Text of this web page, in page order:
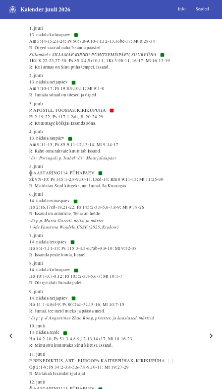
Kalender juuli 2026 Info Seaded
1. juuli
13. nädala kolmapäev
Am 5:14-15,21-24; Ps 50:7,8-9,10-11,12-13,16bc-17; Mt 8:28-34
R: Õiged saavad näha Issanda päästet.
Sillamäel v SILLAMÄE KIRIKU PÜHITSEMISPÄEV, SUURPÜHA
1Kn 8:22-23,27-30; Ps 85:3,4,5+10,11; 1Kr 3:9b-11, 16-17; Mt 16:13-19
R: Kui armas on Sinu püha tempel, Issand.
2. juuli
13. nädala neljapäev
Am 7:10-17; Ps 19:8,9,10,11; Mt 9:1-8
R: Jumala sõnad on tõesed ja õiged.
3. juuli
P. APOSTEL TOOMAS, KIRIKUPÜHA
Ef 2:19-22; Ps 117:1-2ab; Jh 20:24-29
R: Kuulutage kõikjal Issanda sõna.
4. juuli
13. nädala laupäev
Am 9:11-15; Ps 85:9,11-12,13-14; Mt 9:14-17
R: Rahu oma rahvale kuulutab Issand.
või v Portugali p. Isabel või v Maarjalaupäev
5. juuli
╬ AASTARINGI 14. PÜHAPÄEV
Sk 9:9-10; Ps 145:1-2,8-9,10-11,13cd-14; Rm 8:9,11-13; Mt 11:25-30
R: Ma tõstan Sind kõrgeks, mu Jumal, Sa Kuningas.
6. juuli
14. nädala esmaspäev
Ho 2:16,17cd-18,21-22; Ps 145:2-3,4-5,6-7,8-9; Mt 9:18-26
R: Issand on armuline, Tema on helde.
või p p. Maria Goretti, neitsi ja märter
† õde Faustyna Wojdyła CSSF (2025, Krakow)
7. juuli
14. nädala teisipäev
Ho 8:4-7,11-13; Ps 115:3-4,5-6,7ab+8,9-10; Mt 9:32-38
R: Issanda peale looda, Iisrael.
8. juuli
14. nädala kolmapäev
Ho 10:1-3,7-8,12; Ps 105:2-3,4-5,6-7; Mt 10:1-7
R: Otsige alati Jumala palet.
9. juuli
14. nädala neljapäev
Ho 11:1-4,8ef-9; Ps 80:2ac+3c,15-16; Mt 10:7-15
R: Jumal, tee meid uueks ja päästa meid.
või p: p-d Augustinus Zhao Rong, preester, ja kaaslased, märtrid
10. juuli
14. nädala reede
Ho 14:2-10; Ps 51:3-4,8-9,12-13,14+17; Mt 10:16-23
R: Minu suu kuulutaks Sinu kiitust, Issand.
11. juuli
P. BENEDIKTUS, ABT - EUROOPA KAITSEPÜHAK, KIRIKUPÜHA
Õp 2:1-9; Ps 34:2-3,4-5,6-7,8-9,10-11; Mt 19:27-29
R: Ma tänan Issandat igal ajal.
12. juuli